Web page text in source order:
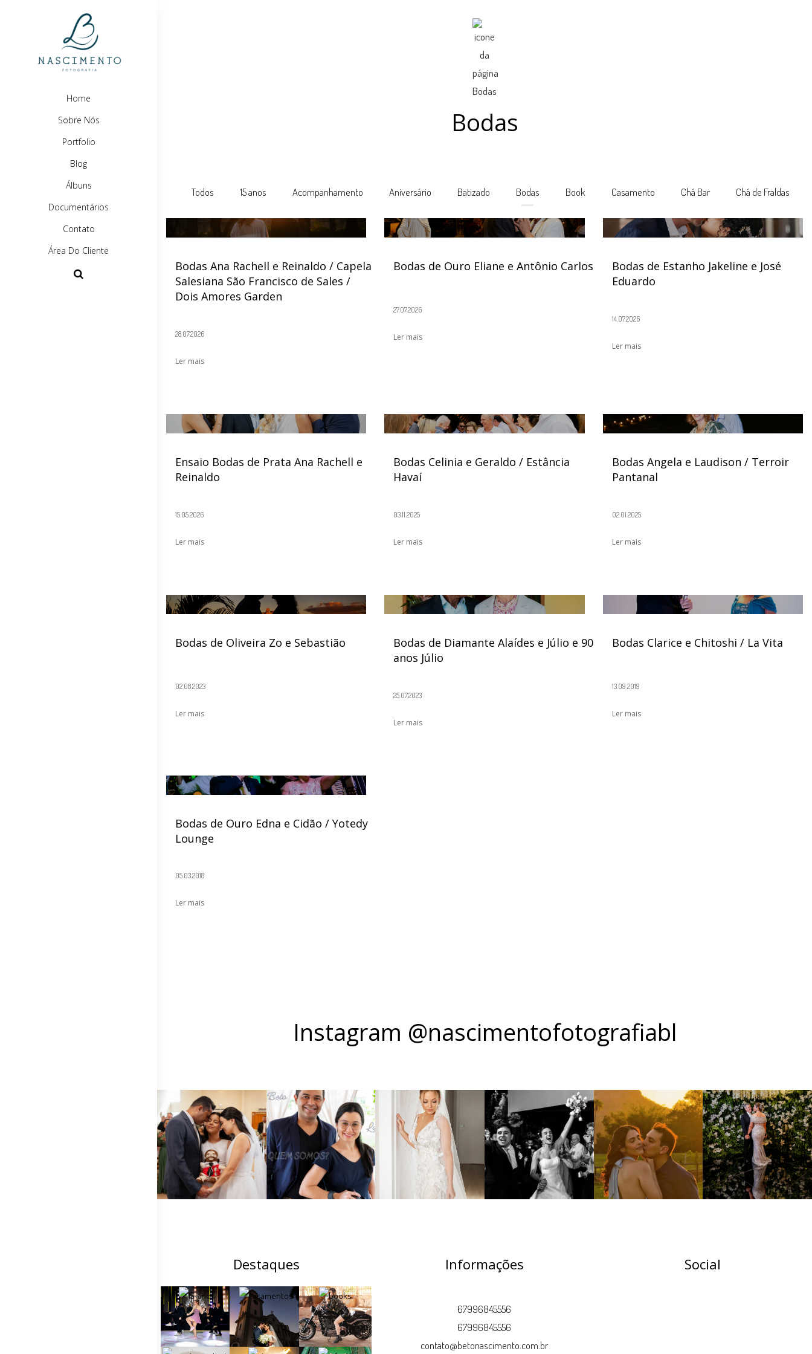
Home
Sobre Nós
Portfolio
Blog
Álbuns
Documentários
Contato
Área Do Cliente
Bodas
Todos 15 anos Acompanhamento Aniversário Batizado Bodas Book Casamento Chá Bar Chá de Fraldas
Bodas Ana Rachell e Reinaldo / Capela
Salesiana São Francisco de Sales /
Dois Amores Garden
28.07.2026
Ler mais
Bodas de Ouro Eliane e Antônio Carlos
27.07.2026
Ler mais
Bodas de Estanho Jakeline e José
Eduardo
14.07.2026
Ler mais
Ensaio Bodas de Prata Ana Rachell e
Reinaldo
15.05.2026
Ler mais
Bodas Celinia e Geraldo / Estância
Havaí
03.11.2025
Ler mais
Bodas Angela e Laudison / Terroir
Pantanal
02.01.2025
Ler mais
Bodas de Oliveira Zo e Sebastião
02.08.2023
Ler mais
Bodas de Diamante Alaídes e Júlio e 90
anos Júlio
25.07.2023
Ler mais
Bodas Clarice e Chitoshi / La Vita
13.09.2019
Ler mais
Bodas de Ouro Edna e Cidão / Yotedy
Lounge
05.03.2018
Ler mais
Instagram @nascimentofotografiabl
Destaques Informações
67996845556
67996845556
contato@betonascimento.com.br
Social